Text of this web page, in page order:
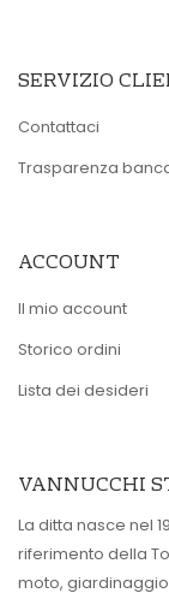
SERVIZIO
Contattaci
Trasparenza
ACCOUNT
Il mio account
Storico ordini
Lista dei desideri
VANNUCCHI
La ditta nasce nel
riferimento della
moto,